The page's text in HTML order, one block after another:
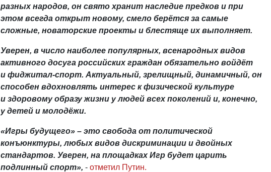
разных народов, он свято хранит наследие предков и при
этом всегда открыт новому, смело берётся за самые
сложные, новаторские проекты и блестяще их выполняет.
Уверен, в число наиболее популярных, всенародных видов
активного досуга российских граждан обязательно войдёт
и фиджитал-спорт. Актуальный, зрелищный, динамичный, он
способен вдохновлять интерес к физической культуре
и здоровому образу жизни у людей всех поколений и, конечно,
у детей и молодёжи.
«Игры будущего» – это свобода от политической
конъюнктуры, любых видов дискриминации и двойных
стандартов. Уверен, на площадках Игр будет царить
подлинный спорт», - отметил Путин.